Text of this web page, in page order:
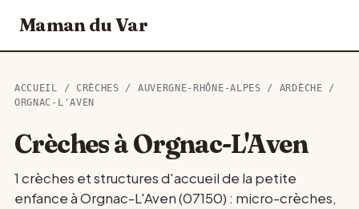
Maman du Var
ACCUEIL / CRÈCHES / AUVERGNE-RHÔNE-ALPES / ARDÈCHE /
ORGNAC-L'AVEN
Crèches à Orgnac-L'Aven
1 crèches et structures d'accueil de la petite
enfance à Orgnac-L'Aven (07150) : micro-crèches,